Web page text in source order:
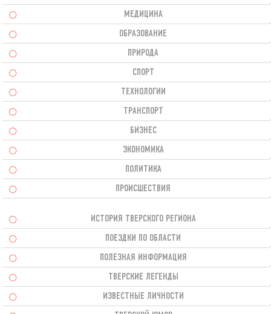
МЕДИЦИНА
ОБРАЗОВАНИЕ
ПРИРОДА
СПОРТ
ТЕХНОЛОГИИ
ТРАНСПОРТ
БИЗНЕС
ЭКОНОМИКА
ПОЛИТИКА
ПРОИСШЕСТВИЯ
ИСТОРИЯ ТВЕРСКОГО РЕГИОНА
ПОЕЗДКИ ПО ОБЛАСТИ
ПОЛЕЗНАЯ ИНФОРМАЦИЯ
ТВЕРСКИЕ ЛЕГЕНДЫ
ИЗВЕСТНЫЕ ЛИЧНОСТИ